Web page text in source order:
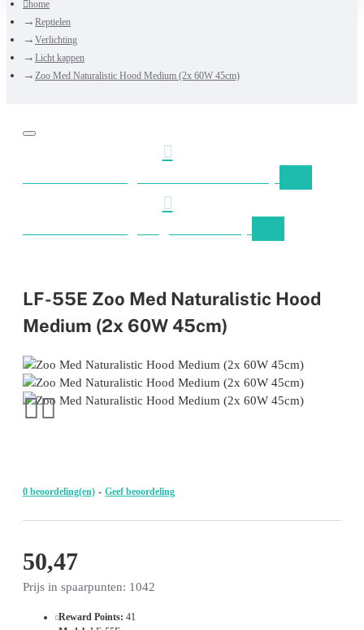
home
Reptielen
Verlichting
Licht kappen
Zoo Med Naturalistic Hood Medium (2x 60W 45cm)
LF-55E Zoo Med Naturalistic Hood
Medium (2x 60W 45cm)
0 beoordeling(en) - Geef beoordeling
50,47
Prijs in spaarpunten: 1042
Reward Points: 41